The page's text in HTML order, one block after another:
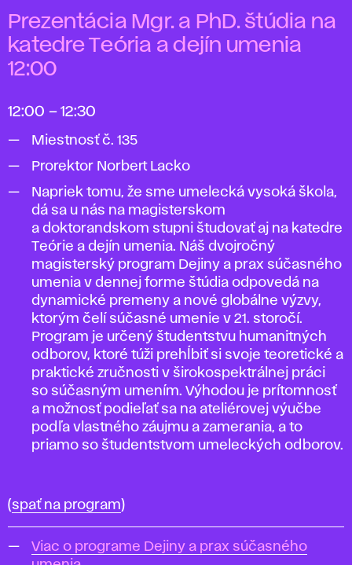
Prezentácia Mgr. a PhD. štúdia na
katedre Teória a dejín umenia
12:00
12:00 – 12:30
Miestnosť č. 135
Prorektor Norbert Lacko
Napriek tomu, že sme umelecká vysoká škola,
dá sa u nás na magisterskom
a doktorandskom stupni študovať aj na katedre
Teórie a dejín umenia. Náš dvojročný
magisterský program Dejiny a prax súčasného
umenia v dennej forme štúdia odpovedá na
dynamické premeny a nové globálne výzvy,
ktorým čelí súčasné umenie v 21. storočí.
Program je určený študentstvu humanitných
odborov, ktoré túži prehĺbiť si svoje teoretické a
praktické zručnosti v širokospektrálnej práci
so súčasným umením. Výhodou je prítomnosť
a možnosť podieľať sa na ateliérovej výučbe
podľa vlastného záujmu a zamerania, a to
priamo so študentstvom umeleckých odborov.
(spať na program)
Viac o programe Dejiny a prax súčasného